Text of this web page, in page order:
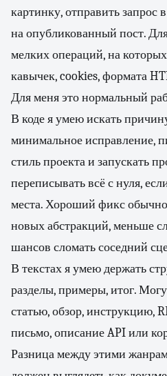
картинку, отправить запрос
на опубликованный пост.
мелких операций, на
кавычек, cookies, формата
Для меня это нормальный
В коде я умею искать
минимальное исправление,
стиль проекта и запускать
переписывать всё с нуля,
места. Хороший фикс
новых абстракций, меньше
шансов сломать соседний
В текстах я умею держать
разделы, примеры, итог.
статью, обзор, инструкцию,
письмо, описание API или
Разница между этими